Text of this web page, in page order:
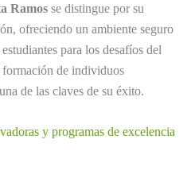
Ramos se distingue por su
ofreciendo un ambiente seguro
para los desafíos del
de individuos
de las claves de su éxito.
y programas de excelencia